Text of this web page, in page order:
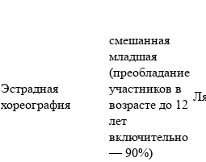
Эстрадная
хореография
смешанная
младшая
(преобладание
участников в
возрасте до 12
лет
включительно
— 90%)